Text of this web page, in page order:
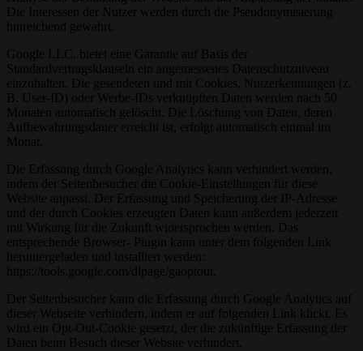
Die Interessen der Nutzer werden durch die Pseudonymisierung
hinreichend gewahrt.
Google LLC. bietet eine Garantie auf Basis der
Standardvertragsklauseln ein angemessenes Datenschutzniveau
einzuhalten. Die gesendeten und mit Cookies, Nutzerkennungen (z.
B. User-ID) oder Werbe-IDs verknüpften Daten werden nach 50
Monaten automatisch gelöscht. Die Löschung von Daten, deren
Aufbewahrungsdauer erreicht ist, erfolgt automatisch einmal im
Monat.
Die Erfassung durch Google Analytics kann verhindert werden,
indem der Seitenbesucher die Cookie-Einstellungen für diese
Website anpasst. Der Erfassung und Speicherung der IP-Adresse
und der durch Cookies erzeugten Daten kann außerdem jederzeit
mit Wirkung für die Zukunft widersprochen werden. Das
entsprechende Browser- Plugin kann unter dem folgenden Link
heruntergeladen und installiert werden:
https://tools.google.com/dlpage/gaoptout.
Der Seitenbesucher kann die Erfassung durch Google Analytics auf
dieser Webseite verhindern, indem er auf folgenden Link klickt. Es
wird ein Opt-Out-Cookie gesetzt, der die zukünftige Erfassung der
Daten beim Besuch dieser Website verhindert.